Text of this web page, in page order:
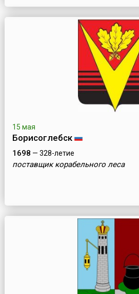
15 мая
Борисоглебск
1698 — 328-летие
поставщик корабельного леса